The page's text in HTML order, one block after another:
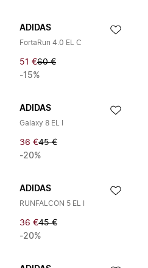
ADIDAS
FortaRun 4.0 EL C
51 €60 €
-15%
ADIDAS
Galaxy 8 EL I
36 €45 €
-20%
ADIDAS
RUNFALCON 5 EL I
36 €45 €
-20%